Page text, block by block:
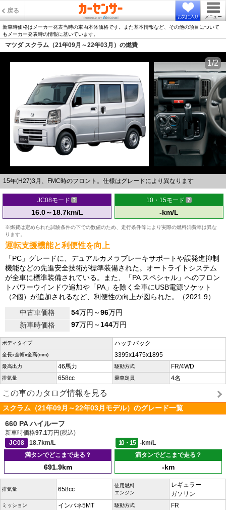
戻る
お気に入り メニュー
新車時価格はメーカー発表当時の車両本体価格です。また基本情報など、その他の項目について
もメーカー発表時の情報に基いています。
マツダ スクラム（21年09月～22年03月）の燃費
15年(H27)3月、FMC時のフロント。仕様はグレードにより異なります
1/2
JC08モード
16.0～18.7km/L
10・15モード
-km/L
※燃費は定められた試験条件の下での数値のため、走行条件等により実際の燃料消費率は異な
ります。
運転支援機能と利便性を向上
「PC」グレードに、デュアルカメラブレーキサポートや誤発進抑制
機能などの先進安全技術が標準装備された。オートライトシステム
が全車に標準装備されている。また、「PA スペシャル」へのフロン
トパワーウインドウ追加や「PA」を除く全車にUSB電源ソケット
（2個）が追加されるなど、利便性の向上が図られた。（2021.9）
中古車価格
54万円～96万円
新車時価格
97万円～144万円
ボディタイプ ハッチバック
全長x全幅x全高(mm) 3395x1475x1895
最高出力 46馬力 駆動方式 FR/4WD
排気量 658cc 乗車定員 4名
この車のカタログ情報を見る
スクラム（21年09月～22年03月モデル）のグレード一覧
660 PA ハイルーフ
新車時価格97.1万円(税込)
JC08
18.7km/L 10・15
-km/L
満タンでどこまで走る？
691.9km
満タンでどこまで走る？
-km
排気量 658cc
使用燃料
エンジン
レギュラー
ガソリン
ミッション インパネ5MT 駆動方式 FR